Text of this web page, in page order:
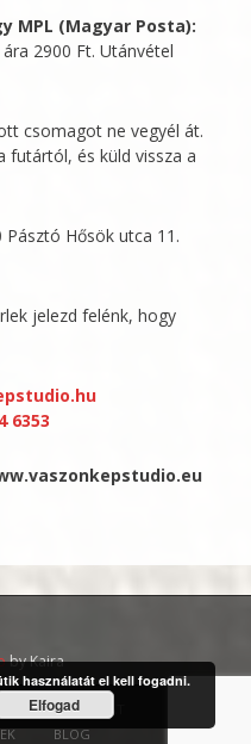
MPL (Magyar Posta):
2900 Ft. Utánvétel
csomagot ne vegyél át.
futártól, és küld vissza a
Hősök utca 11.
jelezd felénk, hogy
6353
by Kaira
KAPCSOLAT
BLOG
használatát el kell fogadni.
Elfogad